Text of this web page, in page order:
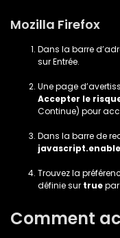
Mozilla Firefox
Dans la barre
sur Entrée.
Une page
Accepter le
Continue) pour
Dans la barre de
Trouvez la
définie sur true
Comment